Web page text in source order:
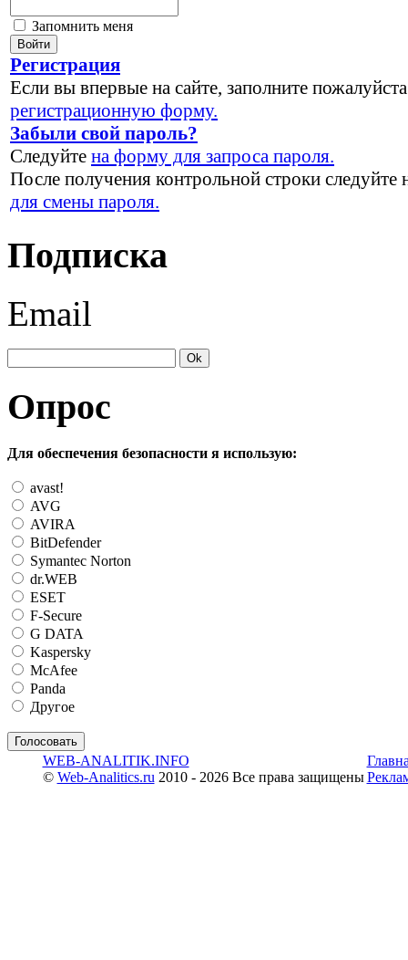
Запомнить меня
Регистрация
Если вы впервые на сайте, заполните пожалуйста
регистрационную форму.
Забыли свой пароль?
Следуйте на форму для запроса пароля.
После получения контрольной строки следуйте
для смены пароля.
Подписка
Email
Опрос
Для обеспечения безопасности я использую:
avast!
AVG
AVIRA
BitDefender
Symantec Norton
dr.WEB
ESET
F-Secure
G DATA
Kaspersky
McAfee
Panda
Другое
WEB-ANALITIK.INFO
© Web-Analitics.ru 2010 - 2026 Все права защищены